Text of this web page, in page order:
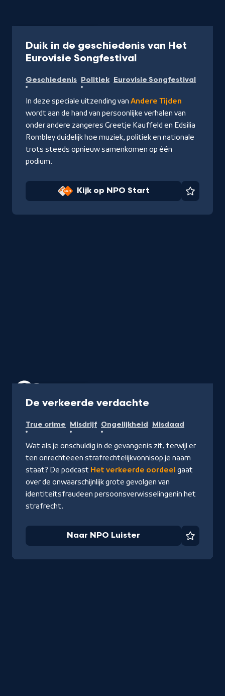
Duik in de geschiedenis van Het
Eurovisie Songfestival-
op
NPO
Start
Geschiedenis Politiek Eurovisie Songfestival
In deze speciale uitzending van Andere Tijden
wordt aan de hand van persoonlijke verhalen van
onder andere zangeres Greetje Kauffeld en Edsilia
Rombley duidelijk hoe muziek, politiek en nationale
trots steeds opnieuw samenkomen op één
podium.
Kijk op NPO Start
De verkeerde verdachte
NPO
Luister
True crime Misdrijf Ongelijkheid Misdaad
Wat als je onschuldig in de gevangenis zit, terwijl er
ten onrechteeen strafrechtelijkvonnisop je naam
staat? De podcast Het verkeerde oordeel gaat
over de onwaarschijnlijk grote gevolgen van
identiteitsfraudeen persoonsverwisselingenin het
strafrecht.
Naar NPO Luister